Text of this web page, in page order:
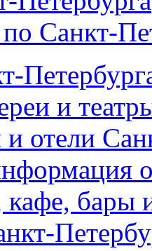
Санкт-
и
отели
кафе, бары